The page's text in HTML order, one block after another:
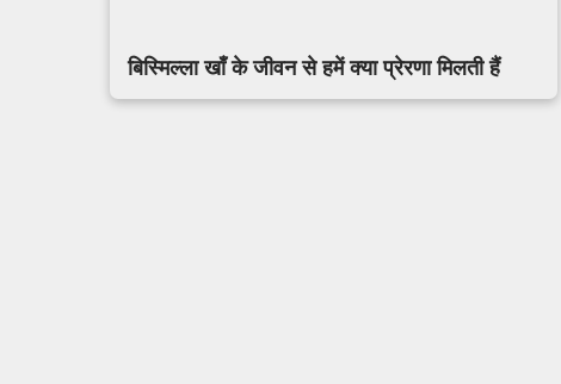
बिस्मिल्ला खाँ के जीवन से हमें क्या प्रेरणा मिलती हैं